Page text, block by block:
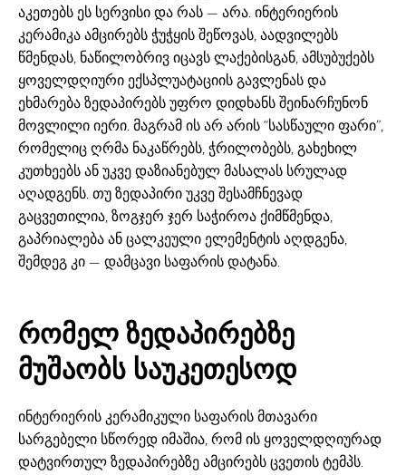
აკეთებს ეს სერვისი და რას — არა. ინტერიერის
კერამიკა ამცირებს ჭუჭყის შეწოვას, აადვილებს
წმენდას, ნაწილობრივ იცავს ლაქებისგან, ამსუბუქებს
ყოველდღიური ექსპლუატაციის გავლენას და
ეხმარება ზედაპირებს უფრო დიდხანს შეინარჩუნონ
მოვლილი იერი. მაგრამ ის არ არის “სასწაული ფარი”,
რომელიც ღრმა ნაკაწრებს, ჭრილობებს, გახეხილ
კუთხეებს ან უკვე დაზიანებულ მასალას სრულად
აღადგენს. თუ ზედაპირი უკვე შესამჩნევად
გაცვეთილია, ზოგჯერ ჯერ საჭიროა ქიმწმენდა,
გაპრიალება ან ცალკეული ელემენტის აღდგენა,
შემდეგ კი — დამცავი საფარის დატანა.
რომელ ზედაპირებზე
მუშაობს საუკეთესოდ
ინტერიერის კერამიკული საფარის მთავარი
სარგებელი სწორედ იმაშია, რომ ის ყოველდღიურად
დატვირთულ ზედაპირებზე ამცირებს ცვეთის ტემპს.